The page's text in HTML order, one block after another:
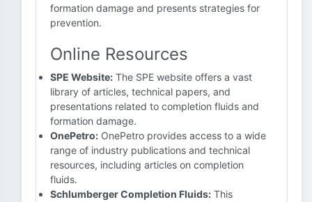
formation damage and presents strategies for
prevention.
Online Resources
SPE Website: The SPE website offers a vast
library of articles, technical papers, and
presentations related to completion fluids and
formation damage.
OnePetro: OnePetro provides access to a wide
range of industry publications and technical
resources, including articles on completion
fluids.
Schlumberger Completion Fluids: This